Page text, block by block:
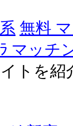
無料
マッチ
トを